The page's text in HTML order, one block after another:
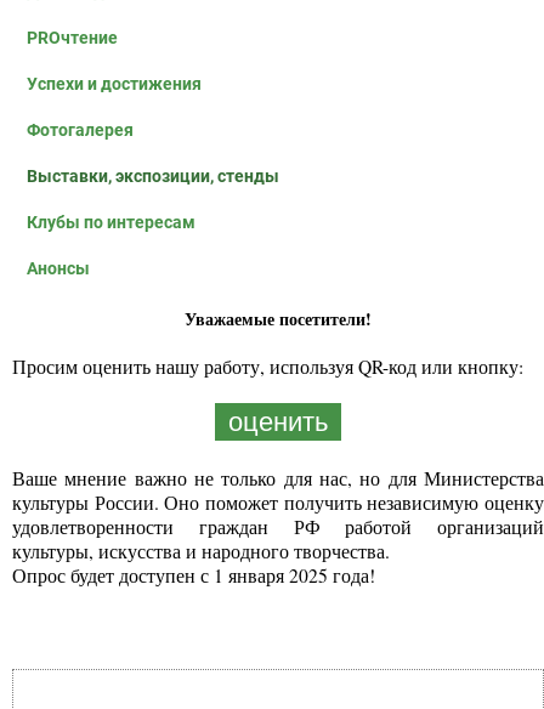
PROчтение
Успехи и достижения
Фотогалерея
Выставки, экспозиции, стенды
Клубы по интересам
Анонсы
Уважаемые посетители!
Просим оценить нашу работу, используя QR-код или кнопку:
оценить
Ваше мнение важно не только для нас, но для Министерства
культуры России. Оно поможет получить независимую оценку
удовлетворенности граждан РФ работой организаций
культуры, искусства и народного творчества.
Опрос будет доступен с 1 января 2025 года!